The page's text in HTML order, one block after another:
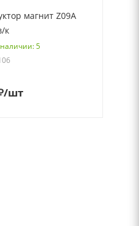
магнит Z09A
к
наличии: 5
/шт